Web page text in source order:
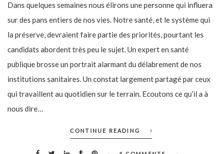
Dans quelques semaines nous élirons une personne qui influera
sur des pans entiers de nos vies. Notre santé, et le système qui
la préserve, devraient faire partie des priorités, pourtant les
candidats abordent très peu le sujet. Un expert en santé
publique brosse un portrait alarmant du délabrement de nos
institutions sanitaires. Un constat largement partagé par ceux
qui travaillent au quotidien sur le terrain. Ecoutons ce qu’il a à
nous dire…
CONTINUE READING